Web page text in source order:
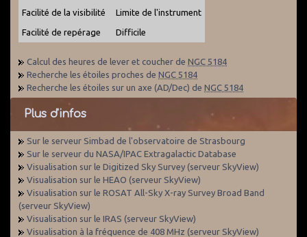
Facilité de la visibilité Limite de l'instrument
Facilité de repérage Difficile
Calcul des heures de lever et coucher de NGC 5184
Recherche les étoiles proches de NGC 5184
Recherche les étoiles sur un axe (AD/Dec) de NGC 5184
Plus d'infos
Sur le serveur Simbad de l'observatoire de Strasbourg
Sur le serveur du NASA/IPAC Extragalactic Database
Visualisation sur le Digitized Sky Survey (serveur SkyView)
Visualisation sur le HEAO (serveur SkyView)
Visualisation sur le ROSAT All-Sky X-ray Survey Broad Band
(serveur SkyView)
Visualisation sur le IRAS (serveur SkyView)
Visualisation à la fréquence de 408 MHz (serveur SkyView)